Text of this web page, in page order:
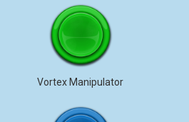
Vortex Manipulator